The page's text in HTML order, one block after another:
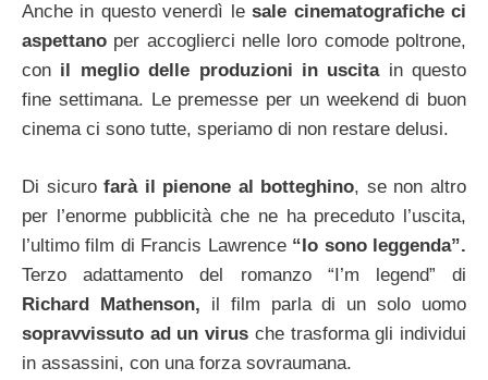
Anche in questo venerdì lesale cinematografiche ci
aspettano per accoglierci nelle loro comode poltrone,
con il meglio delle produzioni in uscita in questo
fine settimana. Le premesse per un weekend di buon
cinema ci sono tutte, speriamo di non restare delusi.
Di sicurofarà il pienone al botteghino, se non altro
per l’enorme pubblicità che ne ha preceduto l’uscita,
l’ultimo film di Francis Lawrence “Io sono leggenda”.
Terzo adattamento del romanzo “I’m legend” di
Richard Mathenson, il film parla di un solo uomo
sopravvissuto ad un virus che trasforma gli individui
in assassini, con una forza sovraumana.